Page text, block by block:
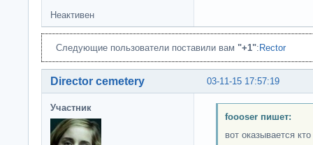
Неактивен
Следующие пользователи поставили вам "+1": Rector
03-11-15 17:57:19
Director cemetery
Участник
foooser пишет:
вот оказывается кто